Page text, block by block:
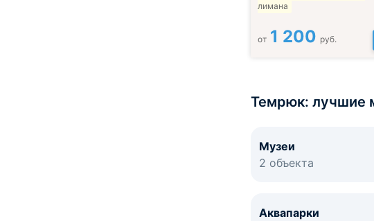
лимана
от 1 200 руб.
Темрюк: лучшие
Музеи
2 объекта
Аквапарки